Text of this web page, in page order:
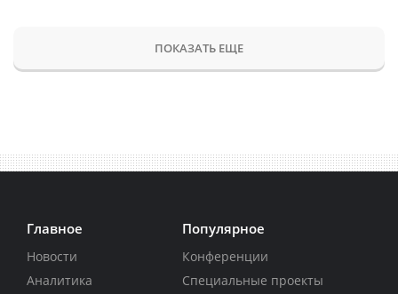
ПОКАЗАТЬ ЕЩЕ
Главное
Новости
Аналитика
Популярное
Конференции
Специальные проекты